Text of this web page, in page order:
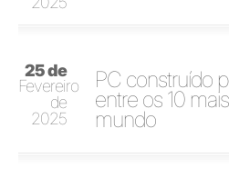
25 de
Fevereiro
de
2025
PC construído
entre os 10
mundo